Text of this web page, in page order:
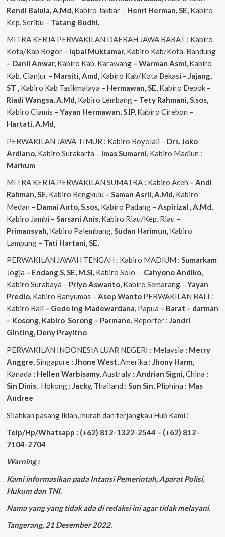
Rendi Balula, A.Md, Kabiro Jakbar – Henri Herman, SE, Kabiro
Kep. Seribu – Tatang Budhi,
MITRA KERJA PERWAKILAN DAERAH JAWA BARAT : Kabiro
Kota/Kab Bogor – Iqbal Muktamar, Kabiro Kab/Kota. Bandung
– Danil Anwar, Kabiro Kab. Karawang – Warman Asmi, Kabiro
Kab. Cianjur– Marsiti, Amd, Kabiro Kab/Kota Bekasi – Jajang,
ST , Kabiro Kab Tasikmalaya – Hermawan, SE, Kabiro Depok–
Riadi Wangsa, A.Md, Kabiro Lembang– Tety Rahmani, S.sos,
Kabiro Ciamis – Yayan Hermawan, S.IP, Kabiro Cirebon –
Hartati, A.Md,
PERWAKILAN JAWA TIMUR : Kabiro Boyolali – Drs. Joko
Ardiano, Kabiro Surakarta – ImasSumarni, Kabiro Madiun :
Markum
MITRA KERJA PERWAKILAN SUMATRA : Kabiro Aceh – Andi
Rahman, SE, Kabiro Bengkulu – Saman Asril, A.Md, Kabiro
Medan – Damai Anto, S.sos, Kabiro Padang– Aspirizal , A.Md,
Kabiro Jambi – Sarsani Anis, Kabiro Riau/Kep. Riau –
Primansyah, Kabiro Palembang,Sudan Harimun, Kabiro
Lampung – Tati Hartani, SE,
PERWAKILAN JAWAH TENGAH : Kabiro MADIUM : Sumarkam
Jogja – Endang S, SE, M.Si, Kabiro Solo – CahyonoAndiko,
Kabiro Surabaya – PriyoAswanto, Kabiro Semarang – Yayan
Predio, Kabiro Banyumas – Asep WantoPERWAKILAN BALI :
Kabiro Bali – Gede Ing Madewardana, Papua – Barat – darman
– Kosong, Kabiro Sorong – Parmane, Reporter : Jandri
Ginting, Deny Prayitno
PERWAKILAN INDONESIA LUAR NEGERI : Melaysia : Merry
Anggre,Singapure: Jhone West,Amerika : Jhony Harm,
Kanada : Hellen Warbisamy,Australy : Andrian Signi,China :
Sin Dinis. Hokong : Jacky, Thailand : Sun Sin, Pliphina : Mas
Andree
Silahkan pasang Iklan, murah dan terjangkau Hub Kami :
Telp/Hp/Whatsapp : (+62) 812-1322-2544 – (+62) 812-
7104-2704
Warning :
Kami informasikan pada Intansi Pemerintah, Aparat Polisi,
Hukum dan TNI.
Nama yang yang tidak ada di redaksi ini agar tidak melayani.
Tangerang, 21 Desember 2022.